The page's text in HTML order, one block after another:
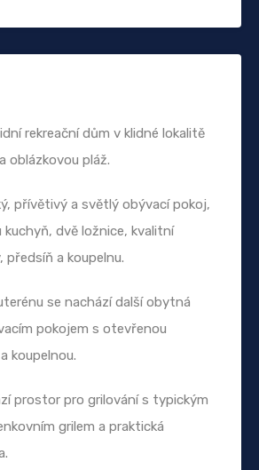
rekreační dům v klidné lokalitě
oblázkovou pláž.
přívětivý a světlý obývací pokoj,
kuchyň, dvě ložnice, kvalitní
předsíň a koupelnu.
se nachází další obytná
pokojem s otevřenou
koupelnou.
prostor pro grilování s typickým
grilem a praktická